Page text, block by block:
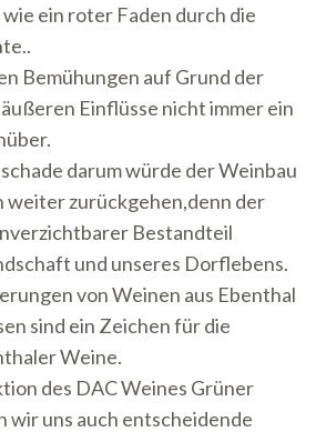
ein roter Faden durch die
Bemühungen auf Grund der
Einflüsse nicht immer ein
darum würde der Weinbau
weiter zurückgehen,denn der
Bestandteil
und unseres Dorflebens.
von Weinen aus Ebenthal
sind ein Zeichen für die
Weine.
des DAC Weines Grüner
uns auch entscheidende